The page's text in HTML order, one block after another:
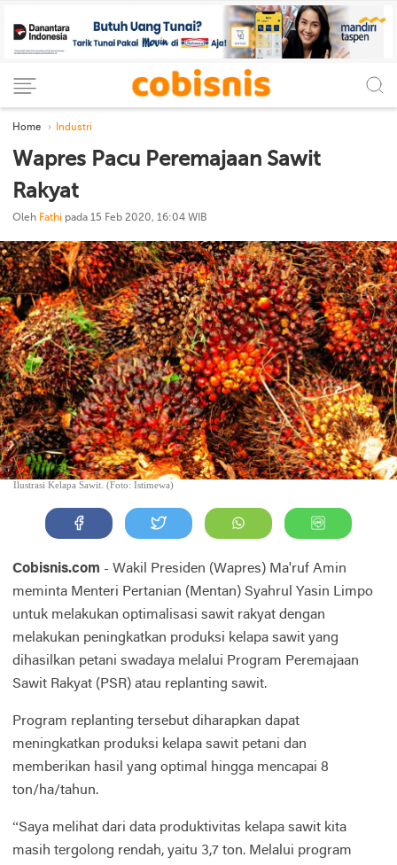
Home Industri
Wapres Pacu Peremajaan Sawit
Rakyat
Oleh Fathi pada 15 Feb 2020, 16:04 WIB
Ilustrasi Kelapa Sawit. (Foto: Istimewa)
Cobisnis.com - Wakil Presiden (Wapres) Ma'ruf Amin
meminta Menteri Pertanian (Mentan) Syahrul Yasin Limpo
untuk melakukan optimalisasi sawit rakyat dengan
melakukan peningkatkan produksi kelapa sawit yang
dihasilkan petani swadaya melalui Program Peremajaan
Sawit Rakyat (PSR) atau replanting sawit.
Program replanting tersebut diharapkan dapat
meningkatkan produksi kelapa sawit petani dan
memberikan hasil yang optimal hingga mencapai 8
ton/ha/tahun.
“Saya melihat dari data produktivitas kelapa sawit kita
masih tergolong rendah, yaitu 3,7 ton. Melalui program